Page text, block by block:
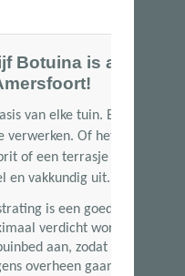
Botuina is al meer
van elke tuin. Bij Botuina
verwerken. Of het nu gaat
of een terrasje met
en vakkundig uit.
is een goede
verdicht wordt.
aan, zodat de
overheen gaan. Wij